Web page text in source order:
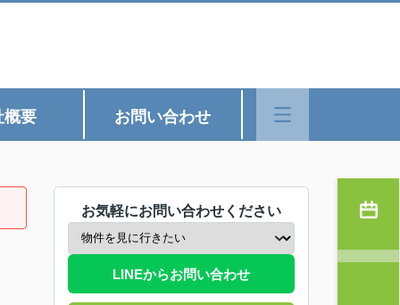
概要 お問い合わせ
お気軽にお問い合わせください
LINEからお問い合わせ